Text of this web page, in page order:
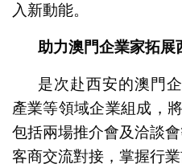
入新動能。
助力澳門企業家拓展
是次赴西安的澳門
產業等領域企業組成，
包括兩場推介會及洽談
客商交流對接，掌握行